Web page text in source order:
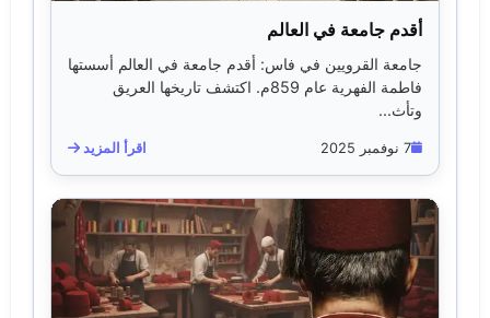
أقدم جامعة في العالم
جامعة القرويين في فاس: أقدم جامعة في العالم أسستها
فاطمة الفهرية عام 859م. اكتشف تاريخها العريق
وتأث...
7 نوفمبر 2025 اقرأ المزيد